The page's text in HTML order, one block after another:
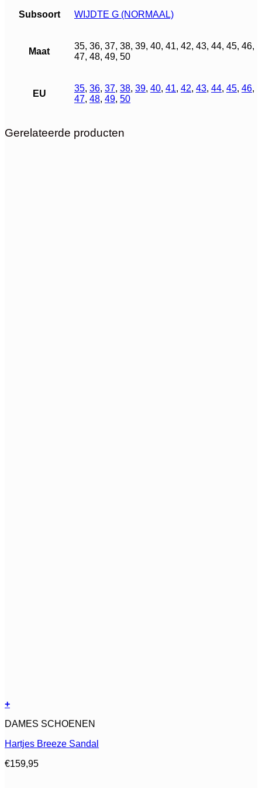
Subsoort WIJDTE G (NORMAAL)
Maat
35, 36, 37, 38, 39, 40, 41, 42, 43, 44, 45, 46,
47, 48, 49, 50
EU
35, 36, 37, 38, 39, 40, 41, 42, 43, 44, 45, 46,
47, 48, 49, 50
Gerelateerde producten
+
product
meerdere
Deze
DAMES SCHOENEN
Hartjes Breeze Sandal
€159,95